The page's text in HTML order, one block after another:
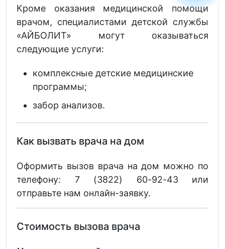
Кроме оказания медицинской помощи
врачом, специалистами детской службы
«АЙБОЛИТ» могут оказываться
следующие услуги:
комплексные детские медицинские
программы;
забор анализов.
Как вызвать врача на дом
Оформить вызов врача на дом можно по
телефону: 7 (3822) 60-92-43 или
отправьте нам онлайн-заявку.
Стоимость вызова врача